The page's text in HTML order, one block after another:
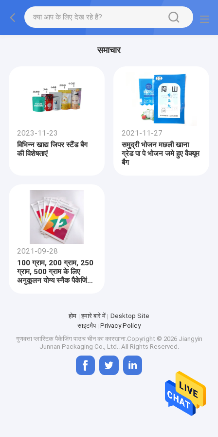
समाचार
2023-11-23
विभिन्न खाद्य जिपर स्टैंड बैग
की विशेषताएं
2021-11-27
समुद्री भोजन मछली खाना
ग्रेड पा पे भोजन जमे हुए वैक्यूम
बैग
2021-09-28
100 ग्राम, 200 ग्राम, 250
ग्राम, 500 ग्राम के लिए
अनुकूलन योग्य स्नैक पैकेजिंग
होम हमारे बारे में
Desktop Site
साइटमैप
Privacy Policy
गुणवत्ता प्लास्टिक पैकेजिंग पाउचचीन का कारखाना.Copyright © 2026 Jiangyin
Junnan Packaging Co., Ltd.. All Rights Reserved.